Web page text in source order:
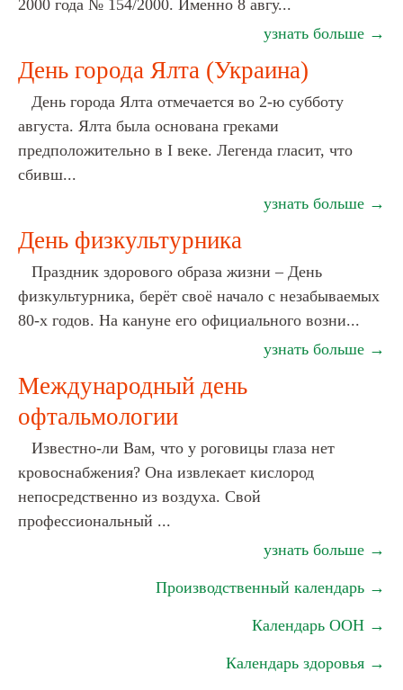
2000 года № 154/2000. Именно 8 авгу...
узнать больше →
День города Ялта (Украина)
День города Ялта отмечается во 2-ю субботу
августа. Ялта была основана греками
предположительно в I веке. Легенда гласит, что
сбивш...
узнать больше →
День физкультурника
Праздник здорового образа жизни – День
физкультурника, берёт своё начало с незабываемых
80-х годов. На кануне его официального возни...
узнать больше →
Международный день
офтальмологии
Известно-ли Вам, что у роговицы глаза нет
кровоснабжения? Она извлекает кислород
непосредственно из воздуха. Свой
профессиональный ...
узнать больше →
Производственный календарь →
Календарь ООН →
Календарь здоровья →